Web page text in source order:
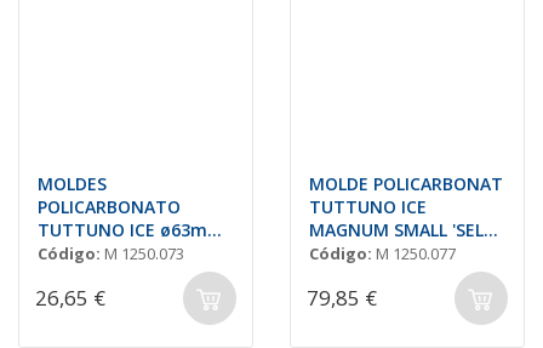
MOLDES
POLICARBONATO
TUTTUNO ICE ø63mm
"SELMI OSI24"
Código: M 1250.073
26,65 €
MOLDE POLICARBONAT
TUTTUNO ICE
MAGNUM SMALL 'SELMI
OSI28'
Código: M 1250.077
79,85 €